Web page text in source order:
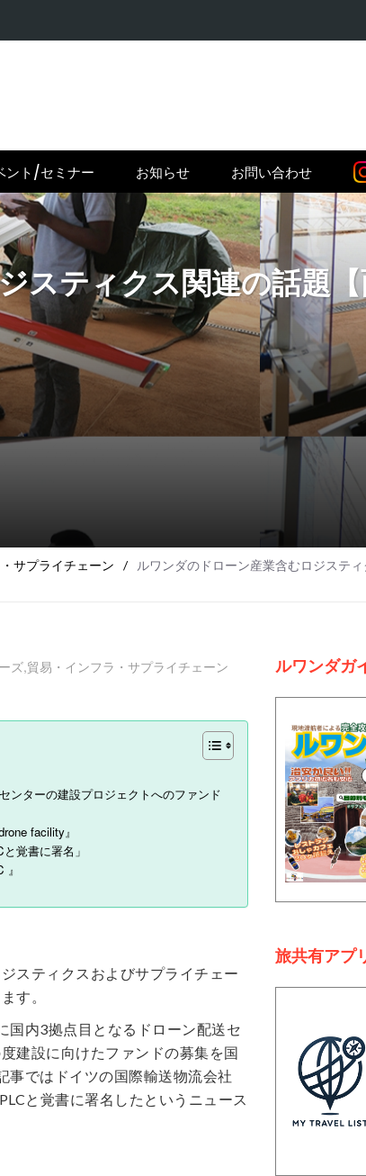
ント/セミナー お知らせ お問い合わせ
スティクス関連の話題【
サプライチェーン /
ルワンダのドローン産業含むロジステ
ズ,貿易・インフラ・サプライチェーン
ンターの建設プロジェクトへのファンド
facility』
覚書に署名」
スティクスおよびサプライチェー
す。
国内3拠点目となるドローン配送セ
建設に向けたファンドの募集を国
事ではドイツの国際輸送物流会社
と覚書に署名したというニュース
ルワンダガ
旅共有ア